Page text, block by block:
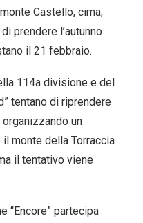
Castello, cima,
prendere l’autunno
il 21 febbraio.
114a divisione e del
tentano di riprendere
un
monte della Torraccia
il tentativo viene
“Encore” partecipa